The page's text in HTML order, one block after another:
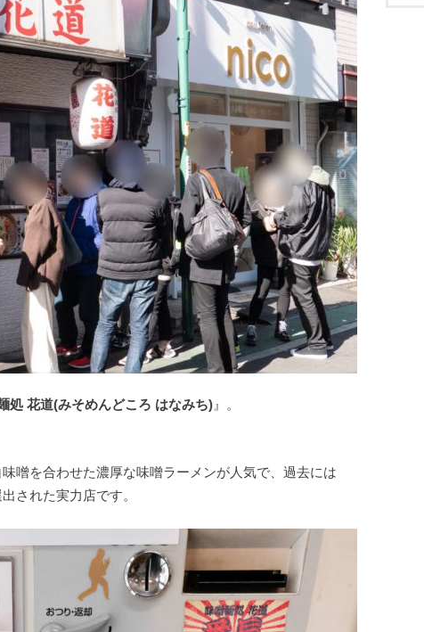
処 花道(みそめんどころ はなみち) 』。
噌を合わせた濃厚な味噌ラーメンが人気で、過去には
された実力店です。